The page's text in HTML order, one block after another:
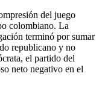
del juego
colombiano. La
terminó por sumar
republicano y no
el partido del
neto negativo en el